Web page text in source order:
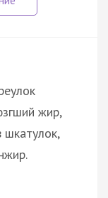
жир,
шкатулок,